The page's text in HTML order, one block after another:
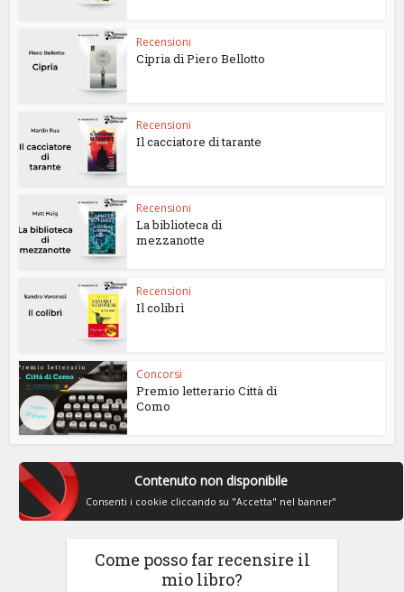
Recensioni
Cipria di Piero Bellotto
Recensioni
Il cacciatore di tarante
Recensioni
La biblioteca di
mezzanotte
Recensioni
Il colibrì
Concorsi
Premio letterario Città di
Como
Contenuto non disponibile
Consenti i cookie cliccando su "Accetta" nel banner"
Come posso far recensire il
mio libro?